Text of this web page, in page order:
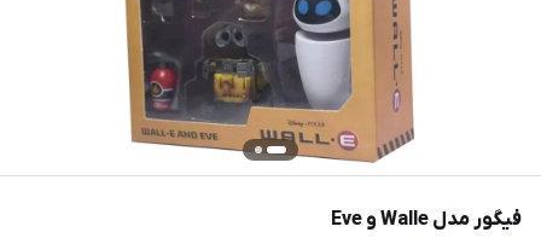
فیگور مدل Walle و Eve